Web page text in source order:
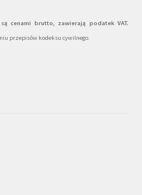
cenami brutto, zawierają podatek VAT.
przepisów kodeksu cywilnego.